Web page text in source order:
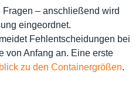
– anschließend wird
eingeordnet.
Fehlentscheidungen bei
von Anfang an. Eine erste
zu den Containergrößen.